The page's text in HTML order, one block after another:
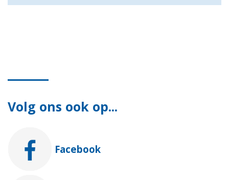
Volg ons ook op...
Facebook